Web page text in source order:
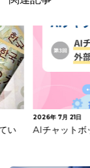
2026年 7月 21日
AIチャットボット